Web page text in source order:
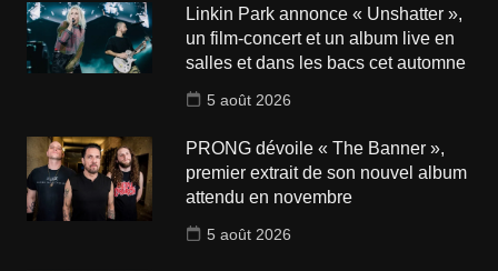
Linkin Park annonce « Unshatter »,
un film-concert et un album live en
salles et dans les bacs cet automne
5 août 2026
PRONG dévoile « The Banner »,
premier extrait de son nouvel album
attendu en novembre
5 août 2026